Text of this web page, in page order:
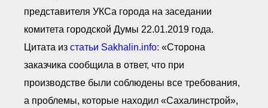
представителя УКСа города на заседании
комитета городской Думы 22.01.2019 года.
Цитата из статьи Sakhalin.info: «Сторона
заказчика сообщила в ответ, что при
производстве были соблюдены все требования,
а проблемы, которые находил «Сахалинстрой»,